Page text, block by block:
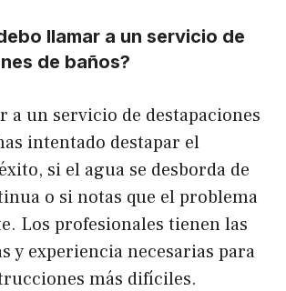
llamar a un servicio de
de baños?
a un servicio de destapaciones
intentado destapar el
si el agua se desborda de
o si notas que el problema
Los profesionales tienen las
y experiencia necesarias para
más difíciles.